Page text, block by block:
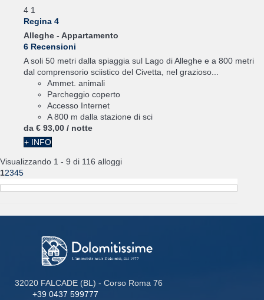
4 1
Regina 4
Alleghe - Appartamento
6 Recensioni
A soli 50 metri dalla spiaggia sul Lago di Alleghe e a 800 metri
dal comprensorio sciistico del Civetta, nel grazioso...
Ammet. animali
Parcheggio coperto
Accesso Internet
A 800 m dalla stazione di sci
da € 93,00 / notte
+ INFO
Visualizzando 1 - 9 di 116 alloggi
12345
32020 FALCADE (BL) - Corso Roma 76
+39 0437 599777